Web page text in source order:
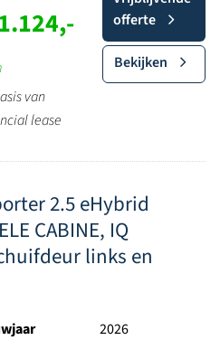
van
lease
offerte
Bekijken
2.5 eHybrid
CABINE, IQ
links en
2026